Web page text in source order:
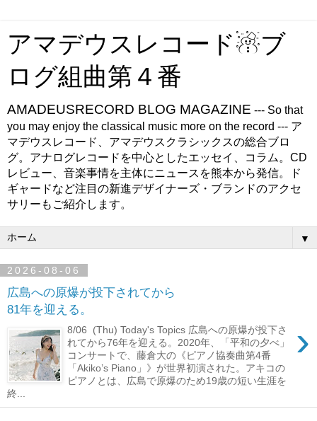
アマデウスレコード☃ブ
ログ組曲第４番
AMADEUSRECORD BLOG MAGAZINE --- So that
you may enjoy the classical music more on the record --- ア
マデウスレコード、アマデウスクラシックスの総合ブロ
グ。アナログレコードを中心としたエッセイ、コラム。CD
レビュー、音楽事情を主体にニュースを熊本から発信。ド
ギャードなど注目の新進デザイナーズ・ブランドのアクセ
サリーもご紹介します。
▼
2026-08-06
広島への原爆が投下されてから
81年を迎える。
›
8/06 (Thu) Today's Topics 広島への原爆が投下さ
れてから76年を迎える。2020年、「平和の夕べ」
コンサートで、藤倉大の《ピアノ協奏曲第4番
「Akiko’s Piano」》が世界初演された。アキコの
ピアノとは、広島で原爆のため19歳の短い生涯を
終...